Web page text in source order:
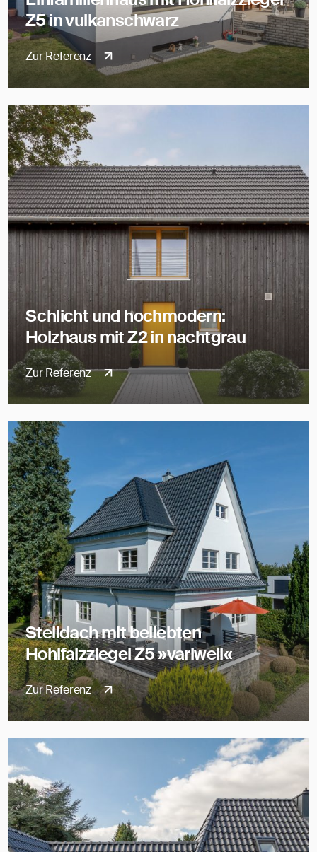
Z5 in vulkanschwarz
Zur Referenz
Schlicht und hochmodern:
Holzhaus mit Z2 in nachtgrau
Zur Referenz
Steildach mit beliebten
Hohlfalzziegel Z5 »variwell«
Zur Referenz